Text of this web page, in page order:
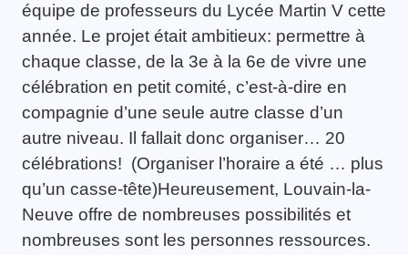
équipe de professeurs du Lycée Martin V cette
année. Le projet était ambitieux: permettre à
chaque classe, de la 3e à la 6e de vivre une
célébration en petit comité, c’est-à-dire en
compagnie d’une seule autre classe d’un
autre niveau. Il fallait donc organiser… 20
célébrations! (Organiser l’horaire a été … plus
qu’un casse-tête)Heureusement, Louvain-la-
Neuve offre de nombreuses possibilités et
nombreuses sont les personnes ressources.